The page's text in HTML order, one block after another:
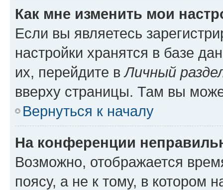
Как мне изменить мои
Если вы являетесь
настройки хранятся в базе
их, перейдите вЛичный
вверху страницы. Там вы
Вернуться к началу
На конференции
Возможно, отображается
поясу, а не к тому, в котором